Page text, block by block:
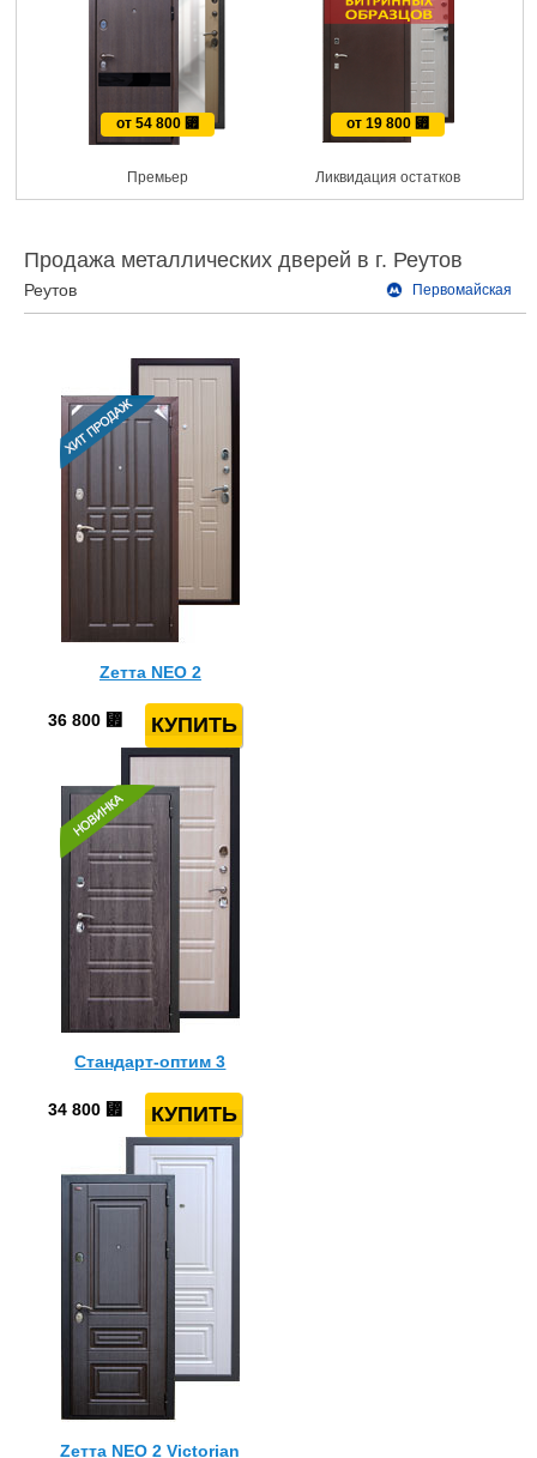
от 54 800 ⃏
Премьер
от 19 800 ⃏
Ликвидация остатков
Продажа металлических дверей в г. Реутов
Реутов Первомайская
Zeттa NEO 2
36 800 ⃏
Стандарт-оптим 3
34 800 ⃏
Zeттa NEO 2 Victorian